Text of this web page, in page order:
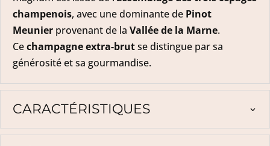
champenois, avec une dominante de Pinot
Meunier provenant de la Vallée de la Marne.
Cechampagneextra-brutse distingue par sa
générosité et sa gourmandise.
CARACTÉRISTIQUES